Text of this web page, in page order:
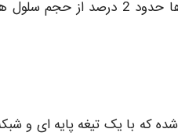
کنند. این در حالی است که
که با یک تیغه پایه ای و